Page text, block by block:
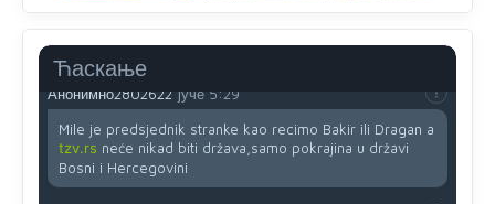
Ћаскање
Милорад Додик је доживотни предсједник државе
Републике Српске! Душмани ће умријети од муке,не
могу му ништа.
Анонимно2802622 јуче 5:29
Mile je predsjednik stranke kao recimo Bakir ili Dragan a
tzv.rs neće nikad biti država,samo pokrajina u državi
Bosni i Hercegovini